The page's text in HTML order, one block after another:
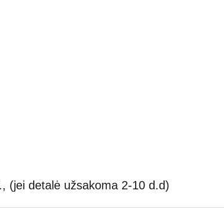
(jei detalė užsakoma 2-10 d.d)